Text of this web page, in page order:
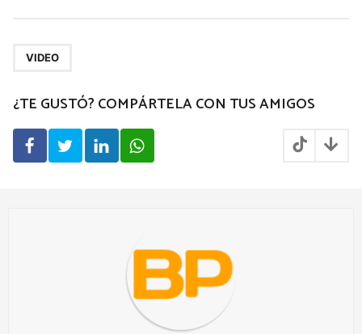
i
n
t
VIDEO
¿TE GUSTÓ? COMPÁRTELA CON TUS AMIGOS